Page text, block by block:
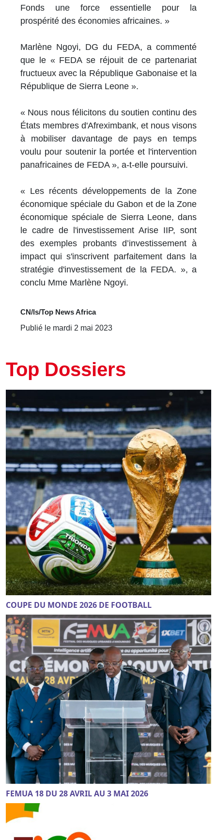
Fonds une force essentielle pour la
prospérité des économies africaines. »
Marlène Ngoyi, DG du FEDA, a commenté
que le « FEDA se réjouit de ce partenariat
fructueux avec la République Gabonaise et la
République de Sierra Leone ».
« Nous nous félicitons du soutien continu des
États membres d'Afreximbank, et nous visons
à mobiliser davantage de pays en temps
voulu pour soutenir la portée et l'intervention
panafricaines de FEDA », a-t-elle poursuivi.
« Les récents développements de la Zone
économique spéciale du Gabon et de la Zone
économique spéciale de Sierra Leone, dans
le cadre de l'investissement Arise IIP, sont
des exemples probants d’investissement à
impact qui s'inscrivent parfaitement dans la
stratégie d'investissement de la FEDA. », a
conclu Mme Marlène Ngoyi.
CN/ls/Top News Africa
Publié le mardi 2 mai 2023
Top Dossiers
COUPE DU MONDE 2026 DE FOOTBALL
FEMUA 18 DU 28 AVRIL AU 3 MAI 2026